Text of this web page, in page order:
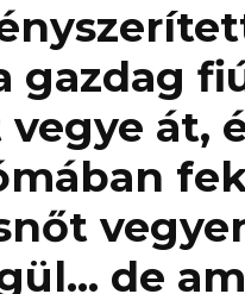
gazdag
át,
de